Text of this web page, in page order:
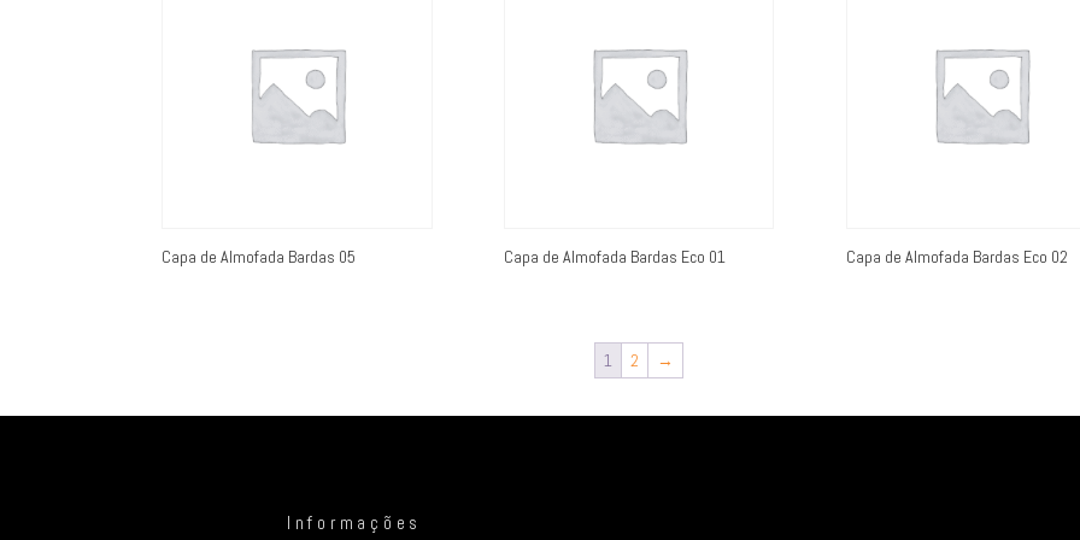
Capa de Almofada Bardas 05 Capa de Almofada Bardas Eco 01 Capa de Almofada Bardas Eco 02
1 2 →
Informações